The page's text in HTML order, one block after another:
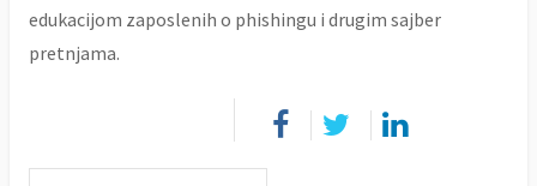
edukacijom zaposlenih o phishingu i drugim sajber
pretnjama.